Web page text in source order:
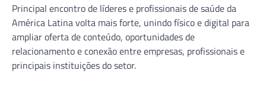
Principal encontro de líderes e profissionais de saúde da
América Latina volta mais forte, unindo físico e digital para
ampliar oferta de conteúdo, oportunidades de
relacionamento e conexão entre empresas, profissionais e
principais instituições do setor.